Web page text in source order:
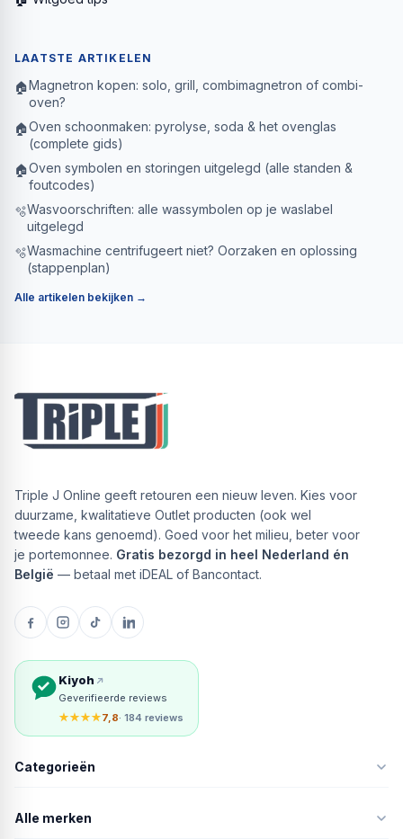
LAATSTE ARTIKELEN
🏠Magnetron kopen: solo, grill, combimagnetron of combi-
oven?
🏠Oven schoonmaken: pyrolyse, soda & het ovenglas
(complete gids)
🏠Oven symbolen en storingen uitgelegd (alle standen &
foutcodes)
🫧Wasvoorschriften: alle wassymbolen op je waslabel
uitgelegd
🫧Wasmachine centrifugeert niet? Oorzaken en oplossing
(stappenplan)
Alle artikelen bekijken →
Triple J Online geeft retouren een nieuw leven. Kies voor
duurzame, kwalitatieve Outlet producten (ook wel
tweede kans genoemd). Goed voor het milieu, beter voor
je portemonnee. Gratis bezorgd in heel Nederland én
België — betaal met iDEAL of Bancontact.
Kiyoh
Geverifieerde reviews
★★★★7,8· 184 reviews
Categorieën
Alle merken